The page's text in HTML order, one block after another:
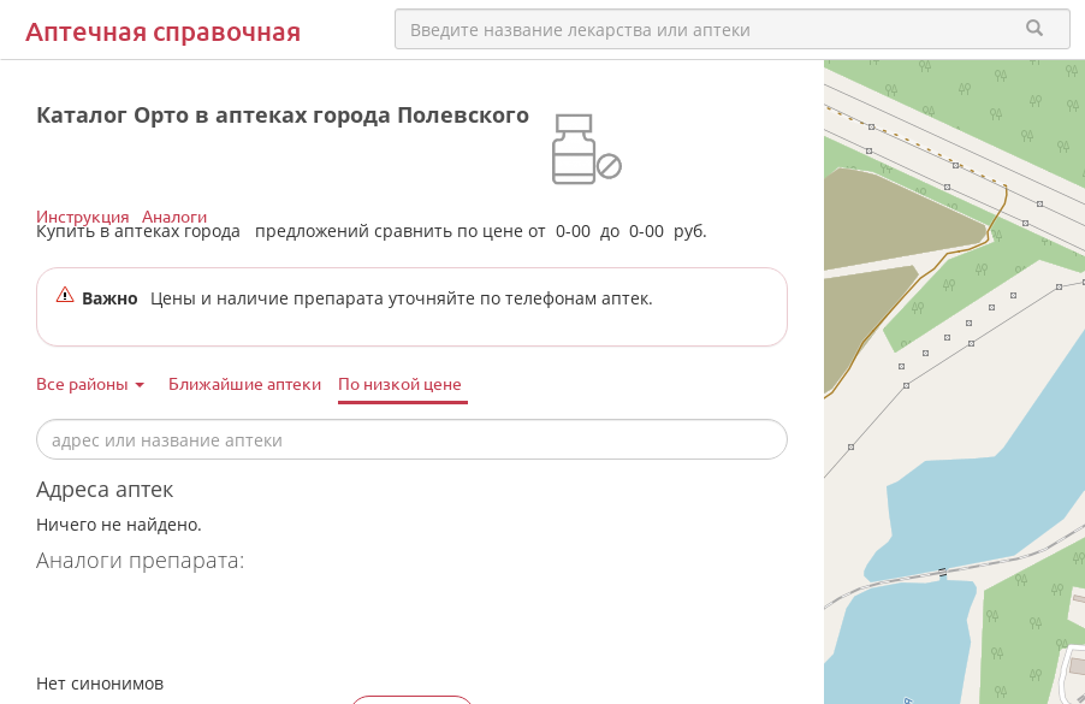
Аптечная справочная
Каталог Орто в аптеках города Полевского
Купить в аптеках города предложений сравнить по цене от 0-00 до 0-00 руб.
Инструкция Аналоги
Важно Цены и наличие препарата уточняйте по телефонам аптек.
Все районы Ближайшие аптеки По низкой цене
Адреса аптек
Ничего не найдено.
Аналоги препарата:
Нет синонимов